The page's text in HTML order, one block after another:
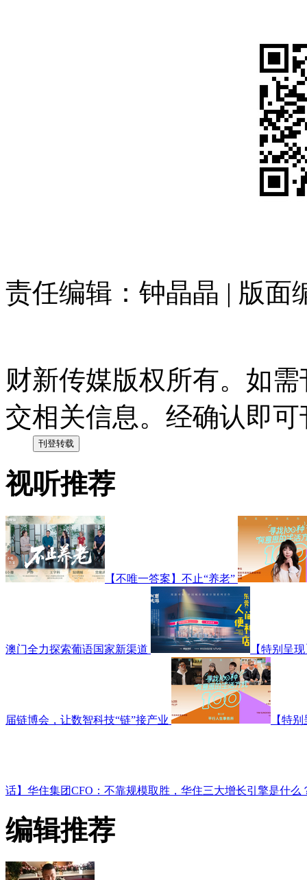
责任编辑：钟晶晶 | 版面
财新传媒版权所有。如
交相关信息。经确认即
视听推荐
【不唯一答案】不止“养老”
澳门全力探索葡语国家新渠道 【特别呈
届链博会，让数智科技“链”接产业 【特
话】华住集团CFO：不靠规模取胜，华住三大增长引擎是什么
编辑推荐